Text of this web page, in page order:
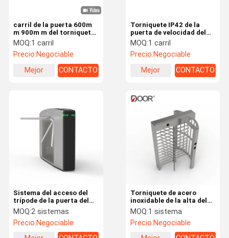
carril de la puerta 600m
m 900m m del torniquete
de la velocidad de 0.3s
Screwless con el motor
servo
MOQ:1 carril
Precio:Negociable
Mejor
CONTACTO
Torniquete IP42 de la
puerta de velocidad del
paso del IP SUS304
1000m m del TCP
MOQ:1 carril
Precio:Negociable
Mejor
CONTACTO
Sistema del acceso del
trípode de la puerta del
torniquete del trípode de
la anchura de SUS304
IP65 550m m para la
estación de metro
MOQ:2 sistemas
Precio:Negociable
Torniquete de acero
inoxidable de la alta del
torniquete del sistema de
la puerta de la seguridad
del mecanismo puerta
completa automática
MOQ:1 sistema
Precio:Negociable